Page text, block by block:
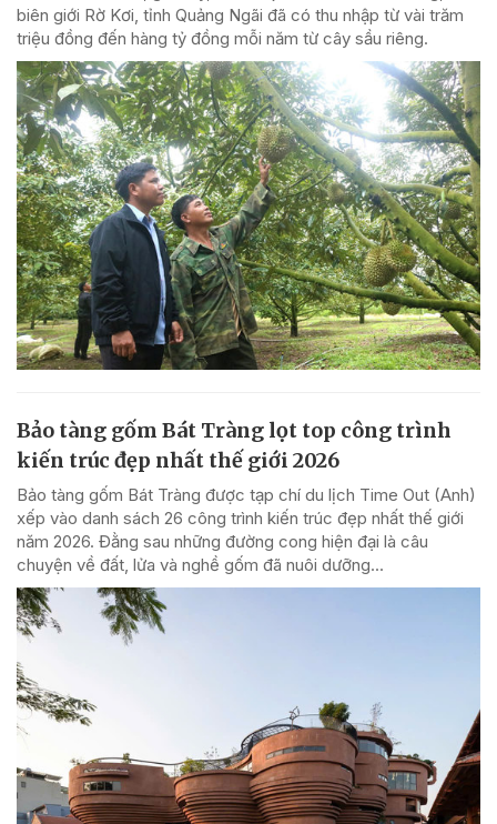
biên giới Rờ Kơi, tỉnh Quảng Ngãi đã có thu nhập từ vài trăm
triệu đồng đến hàng tỷ đồng mỗi năm từ cây sầu riêng.
Bảo tàng gốm Bát Tràng lọt top công trình
kiến trúc đẹp nhất thế giới 2026
Bảo tàng gốm Bát Tràng được tạp chí du lịch Time Out (Anh)
xếp vào danh sách 26 công trình kiến trúc đẹp nhất thế giới
năm 2026. Đằng sau những đường cong hiện đại là câu
chuyện về đất, lửa và nghề gốm đã nuôi dưỡng...